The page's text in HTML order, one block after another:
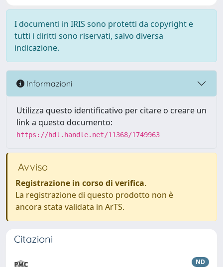
I documenti in IRIS sono protetti da copyright e
tutti i diritti sono riservati, salvo diversa
indicazione.
Informazioni
Utilizza questo identificativo per citare o creare un
link a questo documento:
https://hdl.handle.net/11368/1749963
Avviso
Registrazione in corso di verifica.
La registrazione di questo prodotto non è
ancora stata validata in ArTS.
Citazioni
ND